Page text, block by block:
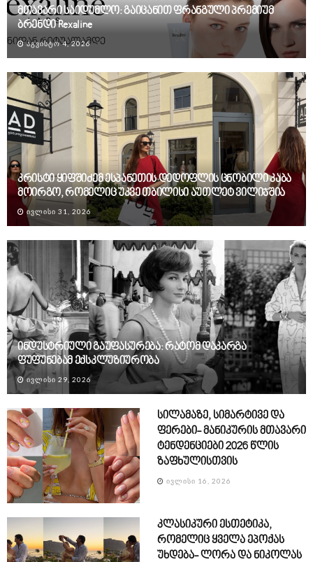
მთავარი საიდუმლო: გაიცანით ფრანგული პრემიუმ
ბრენდი Rexaline
ᲐᲒᲕᲘᲡᲢᲝ 4, 2026
კრისტი ყიფშიძემ ესპანეთის დედოფლის ცნობილი კაბა
მოირგო, რომელიც უკვე თბილისი აუთლეტ ვილიჯშია
ᲘᲕᲚᲘᲡᲘ 31, 2026
ინდუსტრიული გაუფასურება: რატომ დაკარგა
ფუფუნებამ ექსკლუზიურობა
ᲘᲕᲚᲘᲡᲘ 29, 2026
სილამაზე, სიმარტივე და
ფერები- მანიკურის მთავარი
ტენდენციები 2026 წლის
ზაფხულისთვის
ᲘᲕᲚᲘᲡᲘ 16, 2026
კლასიკური ესთეტიკა,
რომელიც ყველა ეპოქას
უხდება- ლორა და ნიკოლას